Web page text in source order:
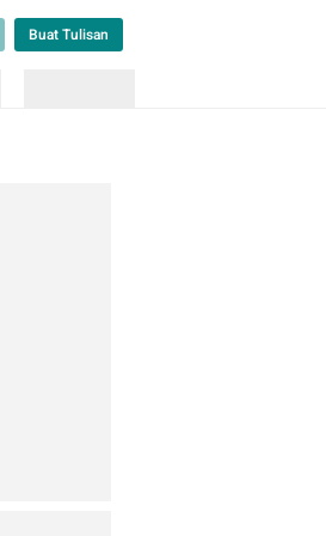
Buat Tulisan